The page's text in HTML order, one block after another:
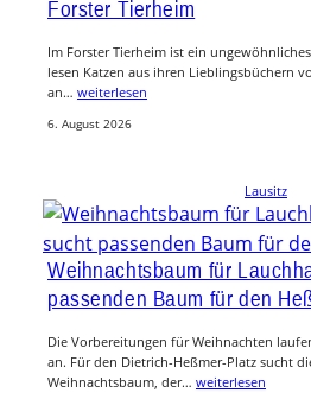
Forster Tierheim
Im Forster Tierheim ist ein
lesen Katzen aus ihren Lieblingsbüchern
an… weiterlesen
6. August 2026
Lausitz
Weihnachtsbaum für
passenden Baum für den
Die Vorbereitungen für Weihnachten
an. Für den Dietrich-Heßmer-Platz sucht
Weihnachtsbaum, der… weiterlesen